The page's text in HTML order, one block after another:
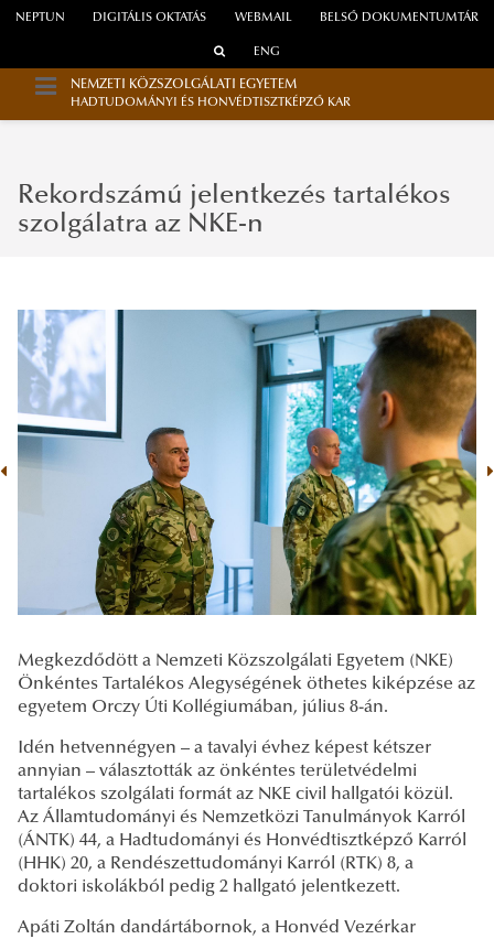
WEBMAIL
NEPTUN DIGITÁLIS OKTATÁS BELSŐ DOKUMENTUMTÁR
ENG
NEMZETI KÖZSZOLGÁLATI EGYETEM
HADTUDOMÁNYI ÉS HONVÉDTISZTKÉPZŐ KAR
Rekordszámú jelentkezés tartalékos
szolgálatra az NKE-n
Megkezdődött a Nemzeti Közszolgálati Egyetem (NKE)
Önkéntes Tartalékos Alegységének öthetes kiképzése az
egyetem Orczy Úti Kollégiumában, július 8-án.
Idén hetvennégyen – a tavalyi évhez képest kétszer
annyian – választották az önkéntes területvédelmi
tartalékos szolgálati formát az NKE civil hallgatói közül.
Az Államtudományi és Nemzetközi Tanulmányok Karról
(ÁNTK) 44, a Hadtudományi és Honvédtisztképző Karról
(HHK) 20, a Rendészettudományi Karról (RTK) 8, a
doktori iskolákból pedig 2 hallgató jelentkezett.
Apáti Zoltán dandártábornok, a Honvéd Vezérkar